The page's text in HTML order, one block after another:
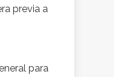
previa a
para